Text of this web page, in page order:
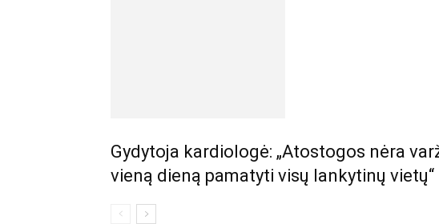
Gydytoja kardiologė: „Atostogos nėra
vieną dieną pamatyti visų lankytinų vietų“